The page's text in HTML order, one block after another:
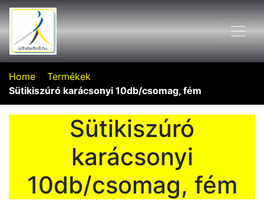
Home
Termékek
Sütikiszúró karácsonyi 10db/csomag, fém
Sütikiszúró
karácsonyi
10db/csomag, fém